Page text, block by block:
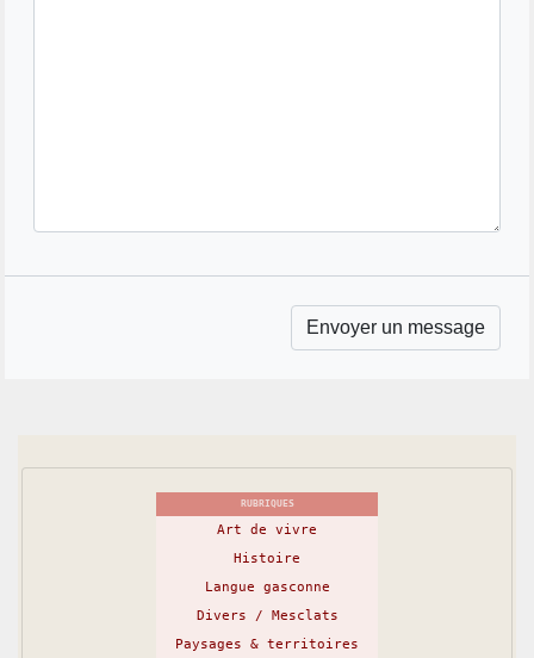
RUBRIQUES
Art de vivre
Histoire
Langue gasconne
Divers / Mesclats
Paysages & territoires